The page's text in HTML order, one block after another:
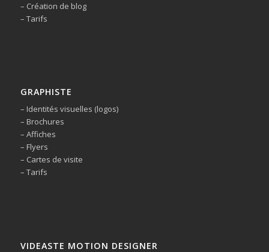
– Création de blog
– Tarifs
GRAPHISTE
– Identités visuelles (logos)
– Brochures
– Affiches
– Flyers
– Cartes de visite
– Tarifs
VIDEASTE MOTION DESIGNER